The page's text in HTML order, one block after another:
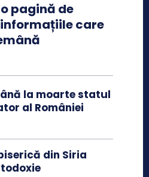
pagină de
care
la moarte statul
al României
din Siria